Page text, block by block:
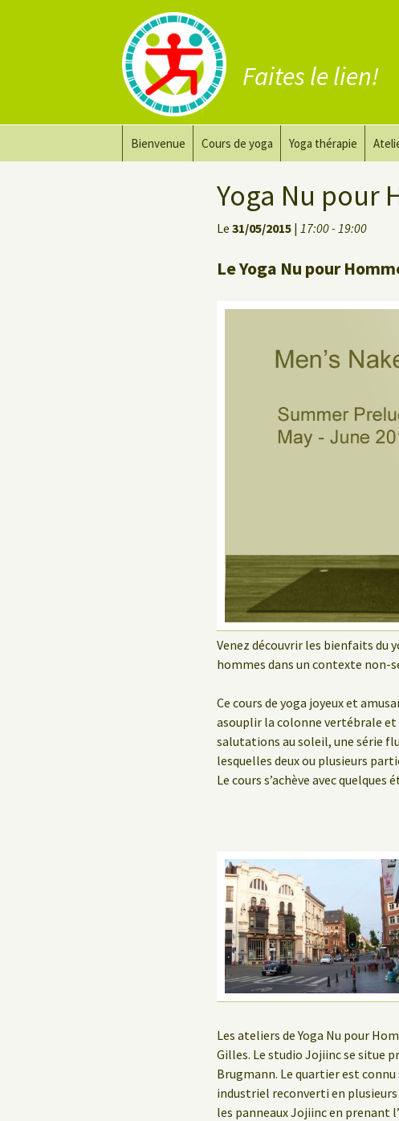
Faites le lien!
Bienvenue Cours de yoga
Prana Yoga Flow Basic
Le Yoga au travail
Yoga thérapie
Le yoga pour guérir
Yoga Nu pour
Le 31/05/2015 | 17:00 - 19:00
Le Yoga Nu pour
Venez découvrir les bienfaits du
hommes dans un contexte non-
Ce cours de yoga joyeux et
asouplir la colonne vertébrale
salutations au soleil, une série
lesquelles deux ou plusieurs
Le cours s’achève avec
Les ateliers de Yoga Nu pour
Gilles. Le studio Jojiinc se situe
Brugmann. Le quartier est connu
industriel reconverti en plusieurs
les panneaux Jojiinc en prenant